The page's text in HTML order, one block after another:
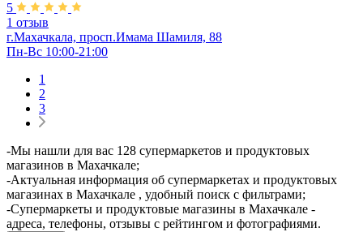
5
1 отзыв
г.Махачкала, просп.Имама Шамиля, 88
Пн-Вс 10:00-21:00
1
2
3
​-Мы нашли для вас 128 супермаркетов и продуктовых
магазинов в Махачкале;
-Актуальная информация об супермаркетах и продуктовых
магазинах в Махачкале , удобный поиск с фильтрами;
-Супермаркеты и продуктовые магазины в Махачкале -
адреса, телефоны, отзывы с рейтингом и фотографиями.